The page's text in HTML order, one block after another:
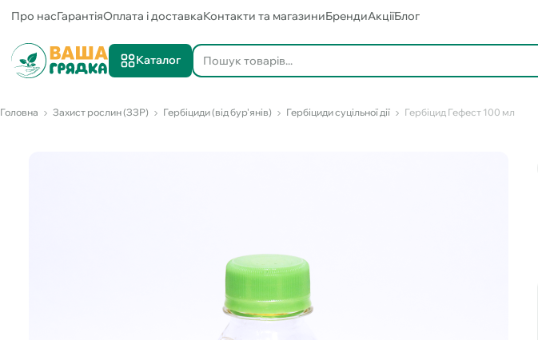
Про насГарантіяОплата і доставкаКонтакти та магазиниБрендиАкціїБлог
Каталог
Головна Захист рослин (ЗЗР) Гербіциди (від бур'янів) Гербіциди суцільної дії Гербіцид Гефест 100 мл